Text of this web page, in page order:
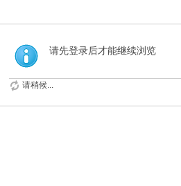
QQ新群
请先登录后才能继续浏览
请稍候...